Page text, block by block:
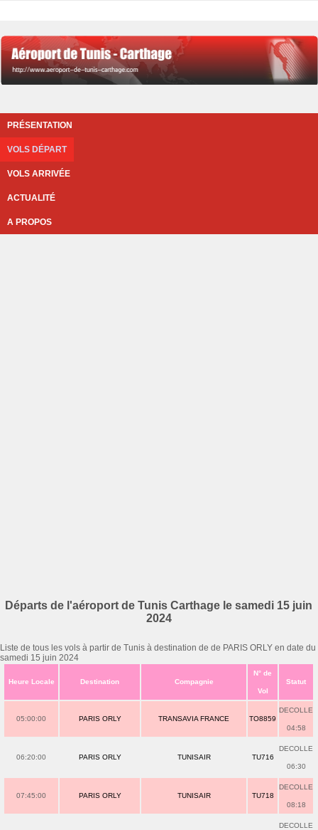
PRÉSENTATION
VOLS DÉPART
VOLS ARRIVÉE
ACTUALITÉ
A PROPOS
Départs de l'aéroport de Tunis Carthage le samedi 15 juin
2024
Liste de tous les vols à partir de Tunis à destination de de PARIS ORLY en date du
samedi 15 juin 2024
Heure Locale Destination Compagnie
N° de
Vol
Statut
05:00:00 PARIS ORLY TRANSAVIA FRANCE TO8859
DECOLLE
04:58
06:20:00 PARIS ORLY TUNISAIR TU716
DECOLLE
06:30
07:45:00 PARIS ORLY TUNISAIR TU718
DECOLLE
08:18
DECOLLE